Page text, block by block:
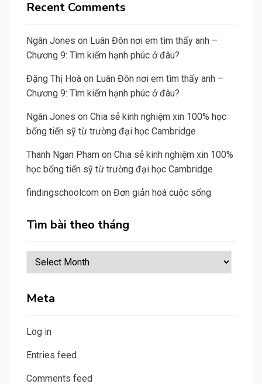
Recent Comments
Ngân Jones on Luân Đôn nơi em tìm thấy anh –
Chương 9: Tìm kiếm hạnh phúc ở đâu?
Đặng Thị Hoà on Luân Đôn nơi em tìm thấy anh –
Chương 9: Tìm kiếm hạnh phúc ở đâu?
Ngân Jones on Chia sẻ kinh nghiệm xin 100% học
bổng tiến sỹ từ trường đại học Cambridge
Thanh Ngan Pham on Chia sẻ kinh nghiệm xin 100%
học bổng tiến sỹ từ trường đại học Cambridge
findingschoolcom on Đơn giản hoá cuộc sống
Tìm bài theo tháng
Tìm
bài
tháng
Meta
Log in
Entries feed
Comments feed